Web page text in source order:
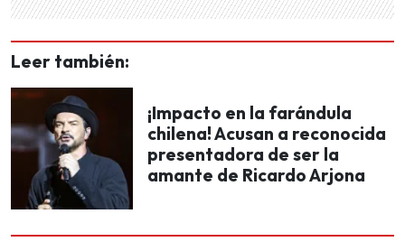
Leer también:
¡Impacto en la farándula
chilena! Acusan a reconocida
presentadora de ser la
amante de Ricardo Arjona